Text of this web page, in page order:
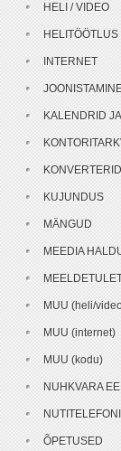
HELI / VIDEO
HELITÖÖTLUS
INTERNET
KALENDRID
KUJUNDUS
MÄNGUD
MEEDIA
MUU (heli/
MUU (internet)
MUU (kodu)
NUHKVARA
ÕPETUSED